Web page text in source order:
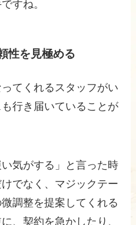
すね。
性を見極める
てくれるスタッフがい
行き届いていることが
気がする」と言った時
でなく、マジックテー
調整を提案してくれる
、契約を急かしたり、